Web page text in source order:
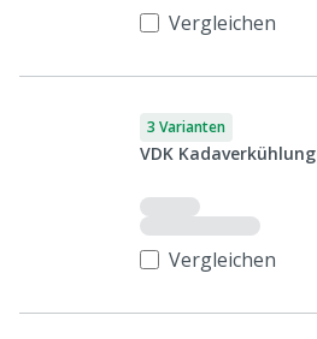
Vergleichen
3 Varianten
VDK Kadaverkühlung
Vergleichen